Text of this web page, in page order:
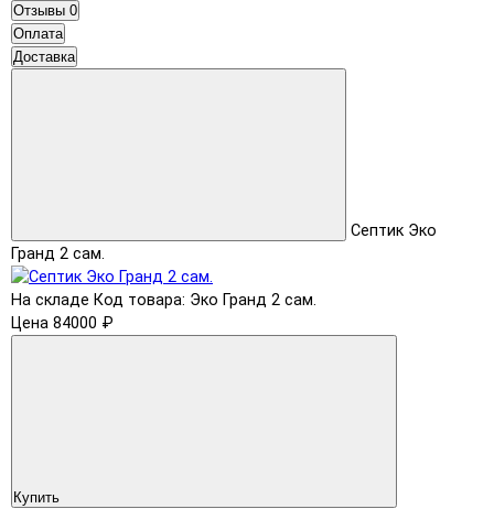
Отзывы 0
Оплата
Доставка
Септик Эко
Гранд 2 сам.
На складе Код товара: Эко Гранд 2 сам.
Цена 84000 ₽
Купить